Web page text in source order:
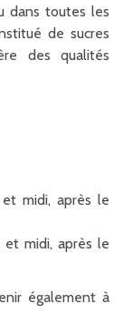
dans toutes les
de sucres
des qualités
midi, après le
midi, après le
également à